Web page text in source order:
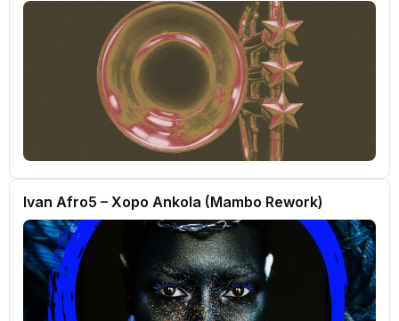
Ivan Afro5 – Xopo Ankola (Mambo Rework)